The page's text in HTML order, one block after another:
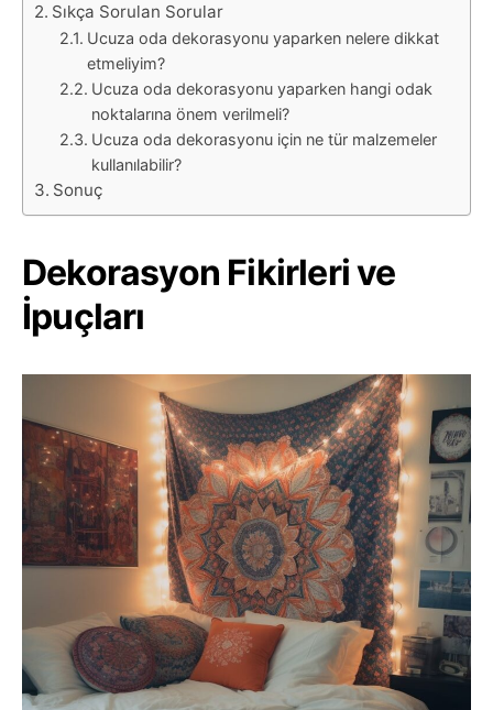
Sıkça Sorulan Sorular
Ucuza oda dekorasyonu yaparken nelere dikkat
etmeliyim?
Ucuza oda dekorasyonu yaparken hangi odak
noktalarına önem verilmeli?
Ucuza oda dekorasyonu için ne tür malzemeler
kullanılabilir?
Sonuç
Dekorasyon Fikirleri ve
İpuçları